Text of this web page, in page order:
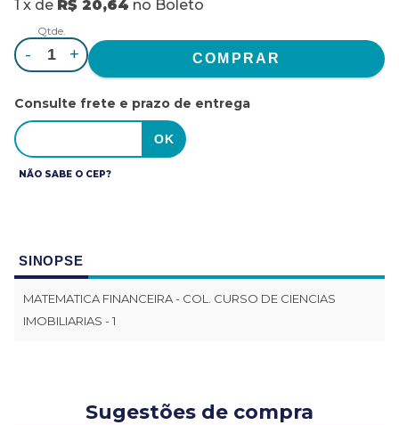
1 x de R$ 20,64 no Boleto
Qtde.
- +
Consulte frete e prazo de entrega
NÃO SABE O CEP?
SINOPSE
MATEMATICA FINANCEIRA - COL. CURSO DE CIENCIAS
IMOBILIARIAS - 1
Sugestões de compra